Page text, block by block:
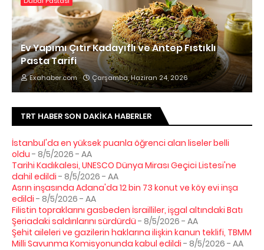
Ev Yapımı Çıtır Kadayıflı ve Antep Fıstıklı
Pasta Tarifi
Exahaber.com Çarşamba, Haziran 24, 2026
TRT HABER SON DAKIKA HABERLER
İstanbul'da en yüksek puanla öğrenci alan liseler belli
oldu - 8/5/2026 - AA
Tarihi Kadıkalesi, UNESCO Dünya Mirası Geçici Listesi'ne
dahil edildi - 8/5/2026 - AA
Asrın inşasında Adana'da 12 bin 73 konut ve köy evi inşa
edildi - 8/5/2026 - AA
Filistin topraklarını gasbeden İsrailliler, işgal altındaki Batı
Şeriadaki saldırılarını sürdürdü - 8/5/2026 - AA
Şehit aileleri ve gazilerin haklarına ilişkin kanun teklifi, TBMM
Milli Savunma Komisyonunda kabul edildi - 8/5/2026 - AA